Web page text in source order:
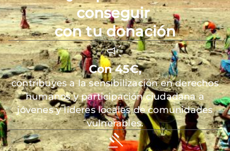
conseguir
con tu donación
Con 45€,
contribuyes a la sensibilización en derechos
humanos y participación ciudadana a
jóvenes y líderes locales de comunidades
vulnerables.